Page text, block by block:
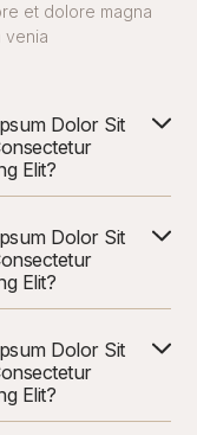
et dolore magna
venia
Dolor Sit
Elit?
Dolor Sit
Elit?
Dolor Sit
Elit?